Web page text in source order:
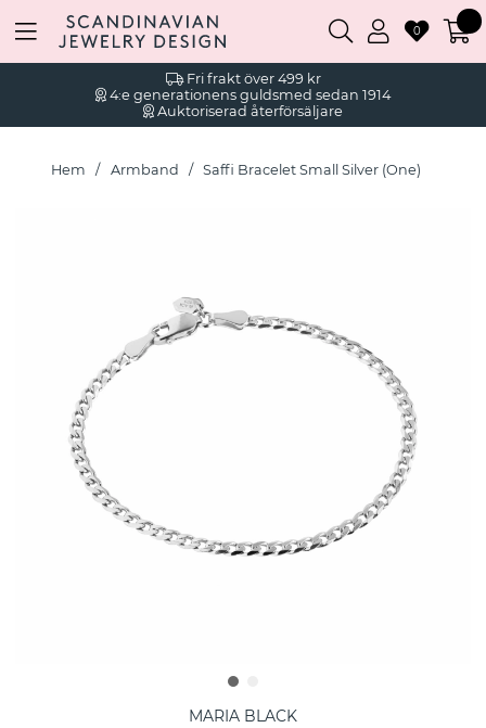
Fri frakt över 499 kr
4:e generationens guldsmed sedan 1914
Auktoriserad återförsäljare
0
Hem Armband Saffi Bracelet Small Silver (One)
MARIA BLACK